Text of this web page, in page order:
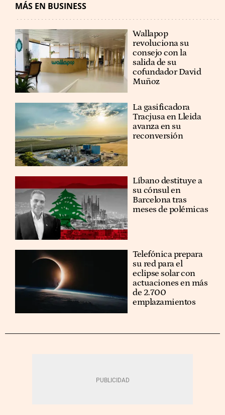
MÁS EN BUSINESS
Wallapop
revoluciona su
consejo con la
salida de su
cofundador David
Muñoz
La gasificadora
Tracjusa en Lleida
avanza en su
reconversión
Líbano destituye a
su cónsul en
Barcelona tras
meses de polémicas
Telefónica prepara
su red para el
eclipse solar con
actuaciones en más
de 2.700
emplazamientos